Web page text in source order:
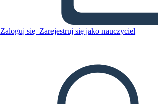
Zaloguj się Zarejestruj się jako nauczyciel
Skopiuj tę scenorys
ODTWARZANIE POKAZU SLAJDÓW
PRZECZYTAJ MI